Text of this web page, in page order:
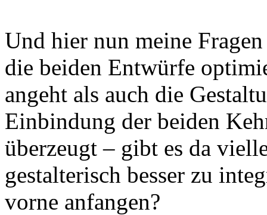
Und hier nun meine
die beiden Entwürfe
angeht als auch die
Einbindung der beiden
überzeugt – gibt es da
gestalterisch besser zu
vorne anfangen?